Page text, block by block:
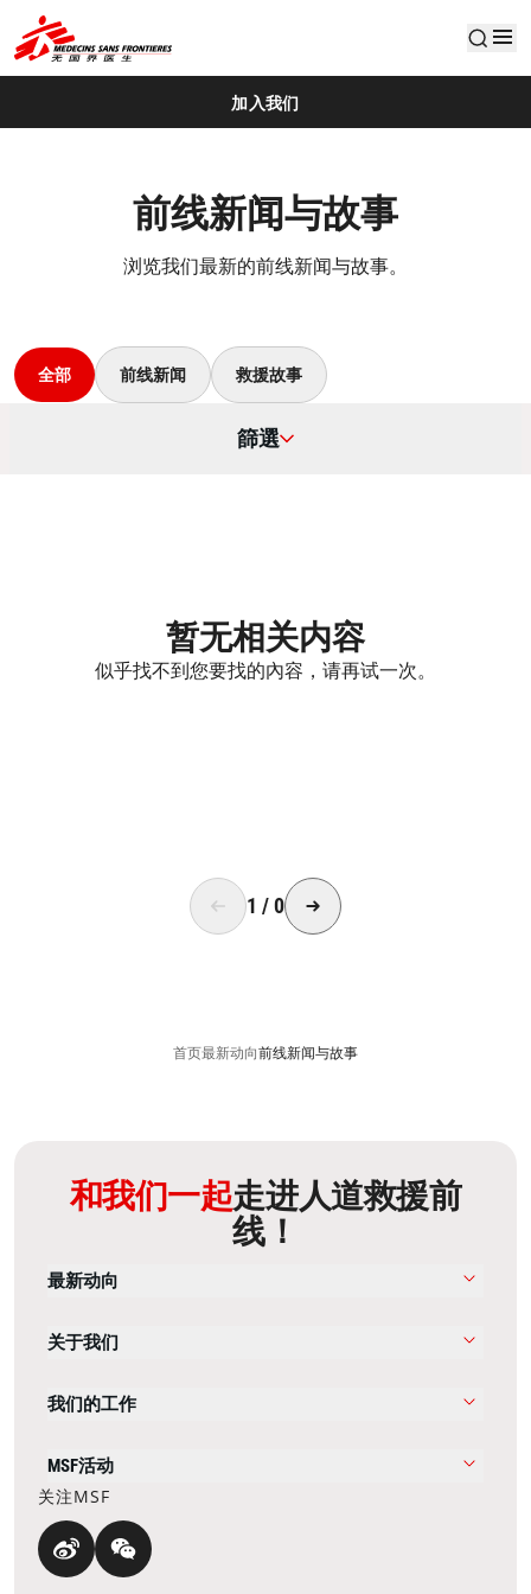
default
加入我们
前线新闻与故事
浏览我们最新的前线新闻与故事。
全部 前线新闻 救援故事
篩選
暂无相关内容
似乎找不到您要找的內容，请再试一次。
1 /0
首页最新动向前线新闻与故事
和我们一起走进人道救援前
线！
最新动向
关于我们
我们的工作
MSF活动
关注MSF